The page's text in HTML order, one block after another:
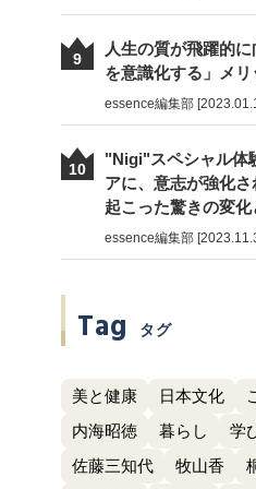
9
人生の質が飛躍的
を意識化する」メ
essence編集部
10
"Nigi"スペシャル体
アに、意志が強化
起こった驚きの変化
essence編集部
Tag タグ
美と健康 日本文化
内海昭徳
暮らし 学
佐藤三知代
牧山香